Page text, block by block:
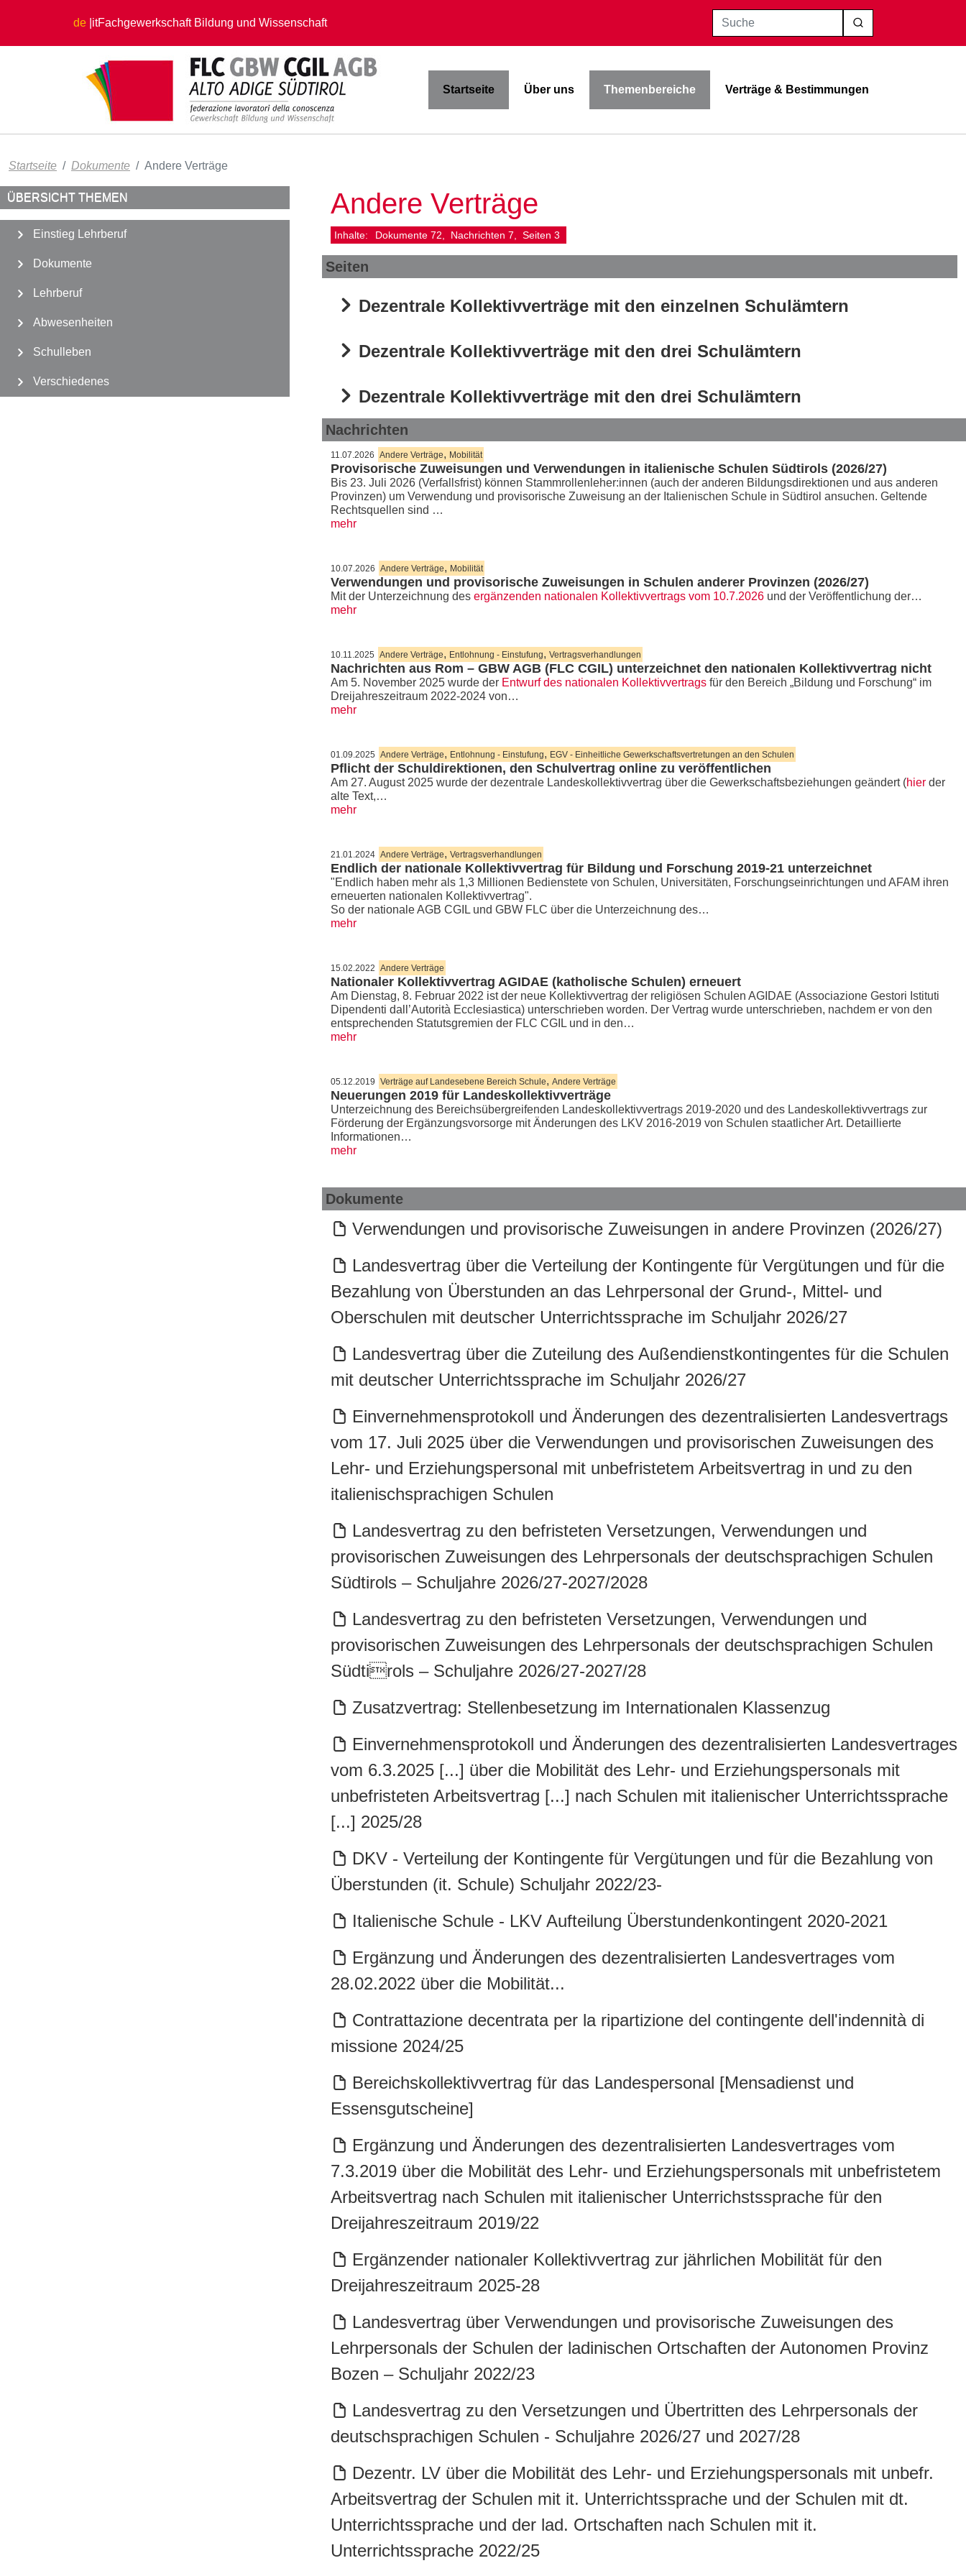
de itFachgewerkschaft Bildung und Wissenschaft Suche
Startseite Über uns Themenbereiche Verträge & Bestimmungen
Startseite Dokumente Andere Verträge
Andere Verträge
Inhalte: Dokumente 72 Nachrichten 7 Seiten 3
Seiten
Dezentrale Kollektivverträge mit den einzelnen Schulämtern
Dezentrale Kollektivverträge mit den drei Schulämtern
Dezentrale Kollektivverträge mit den drei Schulämtern
Nachrichten
11.07.2026 Andere Verträge, Mobilität
Provisorische Zuweisungen und Verwendungen in italienische Schulen Südtirols (2026/27)
Bis 23. Juli 2026 (Verfallsfrist) können Stammrollenleher:innen (auch der anderen Bildungsdirektionen und aus anderen
Provinzen) um Verwendung und provisorische Zuweisung an der Italienischen Schule in Südtirol ansuchen. Geltende
Rechtsquellen sind …
mehr
10.07.2026 Andere Verträge, Mobilität
Verwendungen und provisorische Zuweisungen in Schulen anderer Provinzen (2026/27)
Mit der Unterzeichnung des ergänzenden nationalen Kollektivvertrags vom 10.7.2026 und der Veröffentlichung der…
mehr
10.11.2025 Andere Verträge, Entlohnung - Einstufung, Vertragsverhandlungen
Nachrichten aus Rom – GBW AGB (FLC CGIL) unterzeichnet den nationalen Kollektivvertrag nicht
Am 5. November 2025 wurde der Entwurf des nationalen Kollektivvertrags für den Bereich „Bildung und Forschung“ im
Dreijahreszeitraum 2022-2024 von…
mehr
01.09.2025 Andere Verträge, Entlohnung - Einstufung, EGV - Einheitliche Gewerkschaftsvertretungen an den Schulen
Pflicht der Schuldirektionen, den Schulvertrag online zu veröffentlichen
Am 27. August 2025 wurde der dezentrale Landeskollektivvertrag über die Gewerkschaftsbeziehungen geändert (hier der
alte Text,…
mehr
21.01.2024 Andere Verträge, Vertragsverhandlungen
Endlich der nationale Kollektivvertrag für Bildung und Forschung 2019-21 unterzeichnet
"Endlich haben mehr als 1,3 Millionen Bedienstete von Schulen, Universitäten, Forschungseinrichtungen und AFAM ihren
erneuerten nationalen Kollektivvertrag".
So der nationale AGB CGIL und GBW FLC über die Unterzeichnung des…
mehr
15.02.2022 Andere Verträge
Nationaler Kollektivvertrag AGIDAE (katholische Schulen) erneuert
Am Dienstag, 8. Februar 2022 ist der neue Kollektivvertrag der religiösen Schulen AGIDAE (Associazione Gestori Istituti
Dipendenti dall’Autorità Ecclesiastica) unterschrieben worden. Der Vertrag wurde unterschrieben, nachdem er von den
entsprechenden Statutsgremien der FLC CGIL und in den…
mehr
05.12.2019 Verträge auf Landesebene Bereich Schule, Andere Verträge
Neuerungen 2019 für Landeskollektivverträge
Unterzeichnung des Bereichsübergreifenden Landeskollektivvertrags 2019-2020 und des Landeskollektivvertrags zur
Förderung der Ergänzungsvorsorge mit Änderungen des LKV 2016-2019 von Schulen staatlicher Art. Detaillierte
Informationen…
mehr
Dokumente
Verwendungen und provisorische Zuweisungen in andere Provinzen (2026/27)
Landesvertrag über die Verteilung der Kontingente für Vergütungen und für die
Bezahlung von Überstunden an das Lehrpersonal der Grund-, Mittel- und
Oberschulen mit deutscher Unterrichtssprache im Schuljahr 2026/27
Landesvertrag über die Zuteilung des Außendienstkontingentes für die Schulen
mit deutscher Unterrichtssprache im Schuljahr 2026/27
Einvernehmensprotokoll und Änderungen des dezentralisierten Landesvertrags
vom 17. Juli 2025 über die Verwendungen und provisorischen Zuweisungen des
Lehr- und Erziehungspersonal mit unbefristetem Arbeitsvertrag in und zu den
italienischsprachigen Schulen
Landesvertrag zu den befristeten Versetzungen, Verwendungen und
provisorischen Zuweisungen des Lehrpersonals der deutschsprachigen Schulen
Südtirols – Schuljahre 2026/27-2027/2028
Landesvertrag zu den befristeten Versetzungen, Verwendungen und
provisorischen Zuweisungen des Lehrpersonals der deutschsprachigen Schulen
Südtirols – Schuljahre 2026/27-2027/28
Zusatzvertrag: Stellenbesetzung im Internationalen Klassenzug
Einvernehmensprotokoll und Änderungen des dezentralisierten Landesvertrages
vom 6.3.2025 [...] über die Mobilität des Lehr- und Erziehungspersonals mit
unbefristeten Arbeitsvertrag [...] nach Schulen mit italienischer Unterrichtssprache
[...] 2025/28
DKV - Verteilung der Kontingente für Vergütungen und für die Bezahlung von
Überstunden (it. Schule) Schuljahr 2022/23-
Italienische Schule - LKV Aufteilung Überstundenkontingent 2020-2021
Ergänzung und Änderungen des dezentralisierten Landesvertrages vom
28.02.2022 über die Mobilität...
Contrattazione decentrata per la ripartizione del contingente dell'indennità di
missione 2024/25
Bereichskollektivvertrag für das Landespersonal [Mensadienst und
Essensgutscheine]
Ergänzung und Änderungen des dezentralisierten Landesvertrages vom
7.3.2019 über die Mobilität des Lehr- und Erziehungspersonals mit unbefristetem
Arbeitsvertrag nach Schulen mit italienischer Unterrichstssprache für den
Dreijahreszeitraum 2019/22
Ergänzender nationaler Kollektivvertrag zur jährlichen Mobilität für den
Dreijahreszeitraum 2025-28
Landesvertrag über Verwendungen und provisorische Zuweisungen des
Lehrpersonals der Schulen der ladinischen Ortschaften der Autonomen Provinz
Bozen – Schuljahr 2022/23
Landesvertrag zu den Versetzungen und Übertritten des Lehrpersonals der
deutschsprachigen Schulen - Schuljahre 2026/27 und 2027/28
Dezentr. LV über die Mobilität des Lehr- und Erziehungspersonals mit unbefr.
Arbeitsvertrag der Schulen mit it. Unterrichtssprache und der Schulen mit dt.
Unterrichtssprache und der lad. Ortschaften nach Schulen mit it.
Unterrichtssprache 2022/25
ÜBERSICHT THEMEN
Einstieg Lehrberuf
Dokumente
Lehrberuf
Abwesenheiten
Schulleben
Verschiedenes